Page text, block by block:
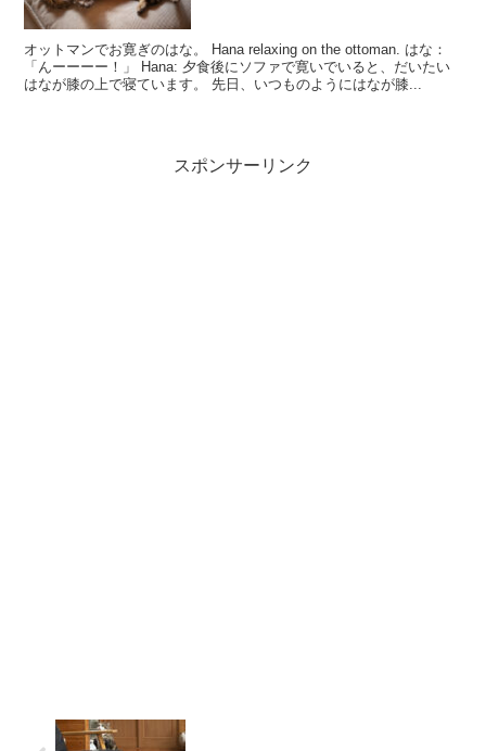
オットマンでお寛ぎのはな。 Hana relaxing on the ottoman. はな：
「んーーーー！」 Hana: 夕食後にソファで寛いでいると、だいたい
はなが膝の上で寝ています。 先日、いつものようにはなが膝...
スポンサーリンク